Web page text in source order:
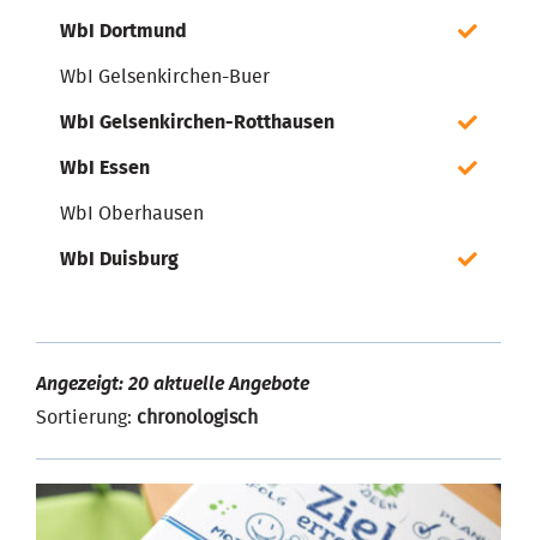
WbI Dortmund
WbI Gelsenkirchen-Buer
WbI Gelsenkirchen-Rotthausen
WbI Essen
WbI Oberhausen
WbI Duisburg
Angezeigt: 20 aktuelle Angebote
Sortierung: chronologisch